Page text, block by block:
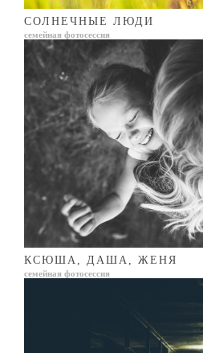
СОЛНЕЧНЫЕ ЛЮДИ
семейная фотосессия
КСЮША, ДАША, ЖЕНЯ
семейная фотосессия